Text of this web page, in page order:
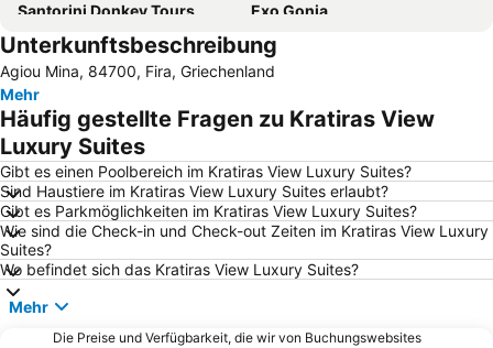
Santorini Donkey Tours
Exo Gonia
Schwarzer Strand von Perissa
Santorineika
Athinios Fery Port
Kokkini Paralia - Red Beach
Gyalos
Traditional Settlement of Thira
Ancinet Thira
Cathedral of Santorini
Monolithos Beach
Black Beach
Panagia
Vorini Spilia
Sinedriako Kentro Petrou Nomikou
Traditional Settlement of Pyrgos
Traditional settlement of Megalochori
Profitis Ilias Monastery
Traditional Settelement of Chora of Sikinos
Agios Georgios
Unterkunftsbeschreibung
Agiou Mina, 84700, Fira, Griechenland
Mehr
Häufig gestellte Fragen zu Kratiras View
Luxury Suites
Gibt es einen Poolbereich im Kratiras View Luxury Suites?
Sind Haustiere im Kratiras View Luxury Suites erlaubt?
Gibt es Parkmöglichkeiten im Kratiras View Luxury Suites?
Wie sind die Check-in und Check-out Zeiten im Kratiras View Luxury
Suites?
Wo befindet sich das Kratiras View Luxury Suites?
Mehr
Die Preise und Verfügbarkeit, die wir von Buchungswebsites